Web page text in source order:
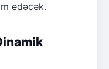
edəcək.